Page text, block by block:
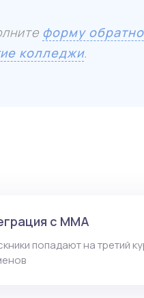
форму
колледжи.
с ММА
попадают на третий